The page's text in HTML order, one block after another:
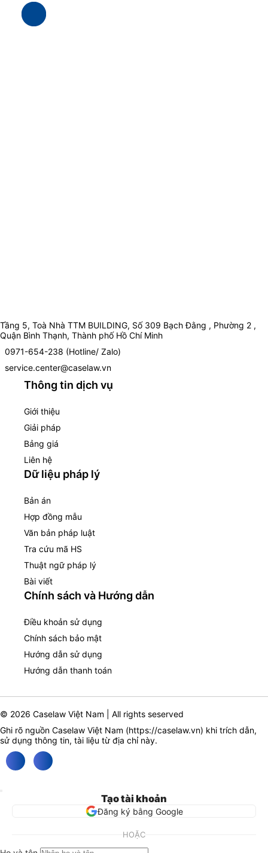
Tầng 5, Toà Nhà TTM BUILDING, Số 309 Bạch Đằng , Phường 2 ,
Quận Bình Thạnh, Thành phố Hồ Chí Minh
0971-654-238 (Hotline/ Zalo)
service.center@caselaw.vn
Thông tin dịch vụ
Giới thiệu
Giải pháp
Bảng giá
Liên hệ
Dữ liệu pháp lý
Bản án
Hợp đồng mẫu
Văn bản pháp luật
Tra cứu mã HS
Thuật ngữ pháp lý
Bài viết
Chính sách và Hướng dẫn
Điều khoản sử dụng
Chính sách bảo mật
Hướng dẫn sử dụng
Hướng dẫn thanh toán
© 2026 Caselaw Việt Nam | All rights seserved
Ghi rõ nguồn Caselaw Việt Nam (https://caselaw.vn) khi trích dẫn,
sử dụng thông tin, tài liệu từ địa chỉ này.
Tạo tài khoản
Đăng ký bằng Google
HOẶC